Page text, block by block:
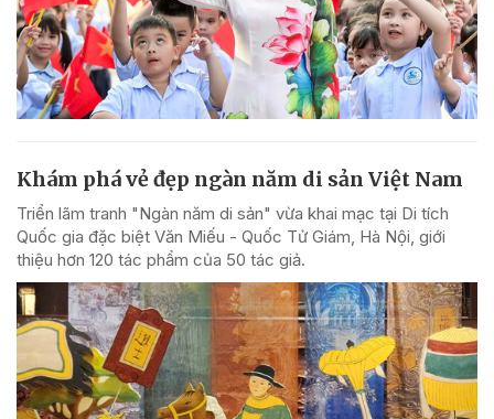
Khám phá vẻ đẹp ngàn năm di sản Việt Nam
Triển lãm tranh "Ngàn năm di sản" vừa khai mạc tại Di tích
Quốc gia đặc biệt Văn Miếu - Quốc Tử Giám, Hà Nội, giới
thiệu hơn 120 tác phẩm của 50 tác giả.